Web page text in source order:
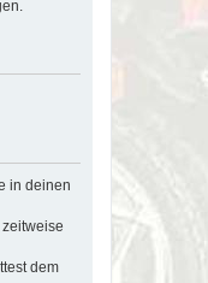
in deinen
dem